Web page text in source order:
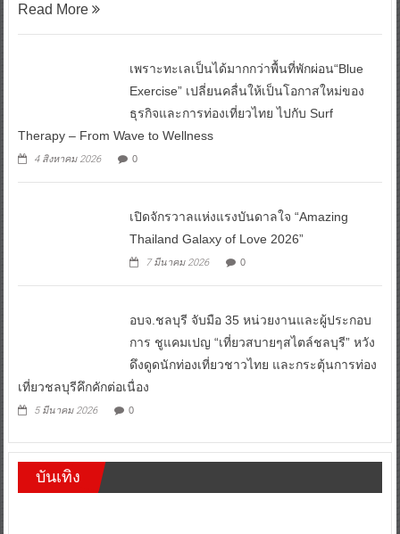
Read More
เพราะทะเลเป็นได้มากกว่าพื้นที่พักผ่อน“Blue
Exercise” เปลี่ยนคลื่นให้เป็นโอกาสใหม่ของ
ธุรกิจและการท่องเที่ยวไทย ไปกับ Surf
Therapy – From Wave to Wellness
4 สิงหาคม 2026 0
เปิดจักรวาลแห่งแรงบันดาลใจ “Amazing
Thailand Galaxy of Love 2026”
7 มีนาคม 2026 0
อบจ.ชลบุรี จับมือ 35 หน่วยงานและผู้ประกอบ
การ ชูแคมเปญ “เที่ยวสบายๆสไตล์ชลบุรี” หวัง
ดึงดูดนักท่องเที่ยวชาวไทย และกระตุ้นการท่อง
เที่ยวชลบุรีคึกคักต่อเนื่อง
5 มีนาคม 2026 0
บันเทิง